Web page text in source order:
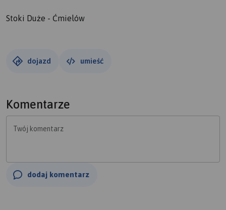
Stoki Duże - Ćmielów
dojazd umieść
Komentarze
Twój komentarz
dodaj komentarz